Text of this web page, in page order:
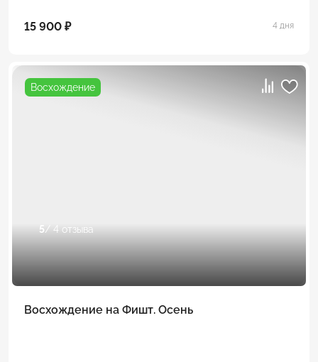
15 900 ₽ 4 дня
Восхождение
5/ 4 отзыва
Восхождение на Фишт. Осень